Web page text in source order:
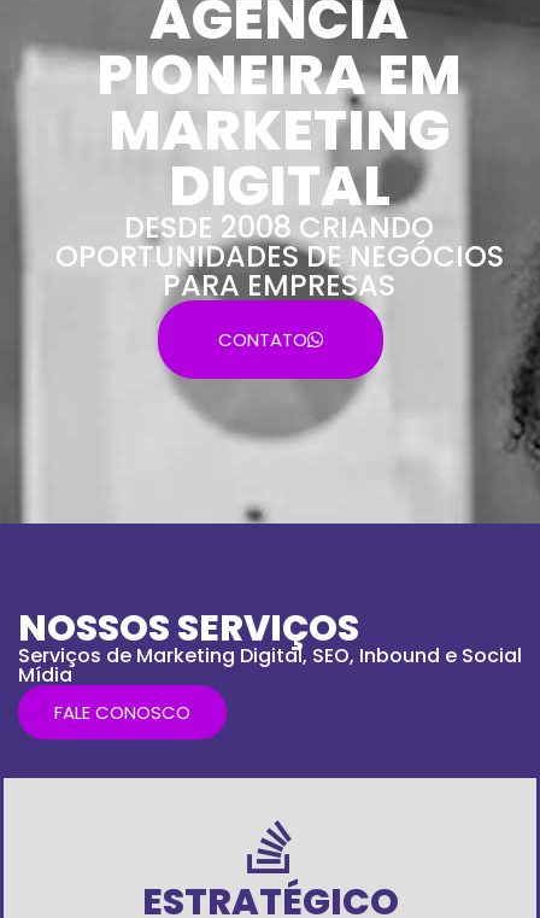
AGÊNCIA
PIONEIRA EM
MARKETING
DIGITAL
DESDE 2008 CRIANDO
OPORTUNIDADES DE NEGÓCIOS
PARA EMPRESAS
CONTATO
NOSSOS SERVIÇOS
Serviços de Marketing Digital, SEO, Inbound e Social
Mídia
FALE CONOSCO
ESTRATÉGICO